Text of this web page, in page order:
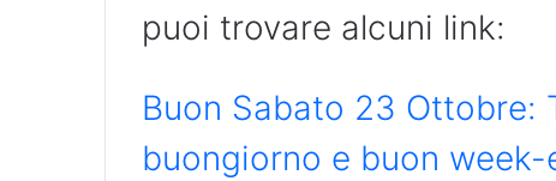
puoi trovare alcuni link:
Buon Sabato 23 Ottobre:
buongiorno e buon week-